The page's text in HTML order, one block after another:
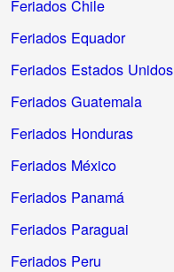
Feriados Chile
Feriados Equador
Feriados Estados Unidos
Feriados Guatemala
Feriados Honduras
Feriados México
Feriados Panamá
Feriados Paraguai
Feriados Peru